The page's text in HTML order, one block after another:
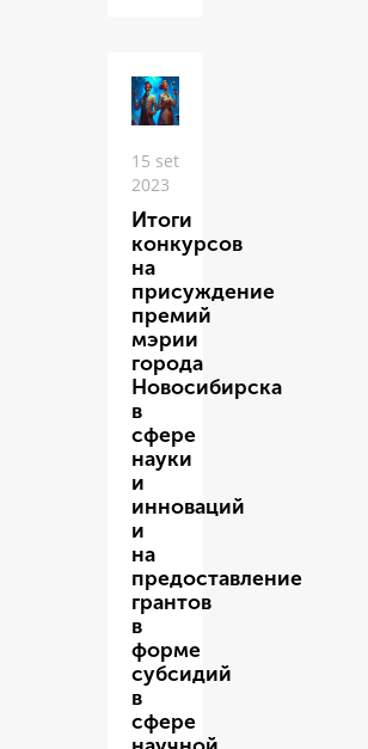
15 set
2023
Итоги
конкурсов
на
присуждение
премий
мэрии
города
Новосибирска
в
сфере
науки
и
инноваций
и
на
предоставление
грантов
в
форме
субсидий
в
сфере